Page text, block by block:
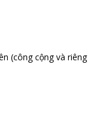
(công cộng và riêng